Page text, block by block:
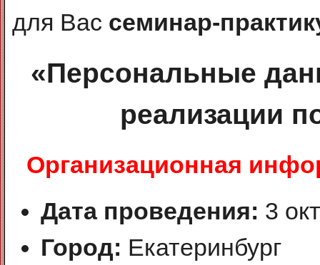
для Вас семинар-
«Персональные
реализации
Организационная
Дата проведения: 3
Город: Екатеринбург